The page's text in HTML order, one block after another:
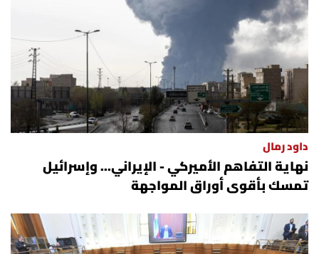
داود رمال
نهاية التفاهم الأميركي - الإيراني... وإسرائيل
تمسك بأقوى أوراق المواجهة